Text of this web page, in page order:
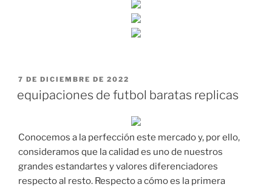
PUBLICADO
7 DE DICIEMBRE DE 2022
equipaciones de futbol baratas replicas
Conocemos a la perfección este mercado y, por ello,
consideramos que la calidad es uno de nuestros
grandes estandartes y valores diferenciadores
respecto al resto. Respecto a cómo es la primera